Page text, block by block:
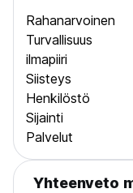
Ilmainen wifi,
suihkugeeli,
yhteiset tilat
tietokoneet. (Auto-
Rahanarvoinen
Turvallisuus
ilmapiiri
Siisteys
Henkilöstö
Sijainti
Palvelut
Yhteenveto